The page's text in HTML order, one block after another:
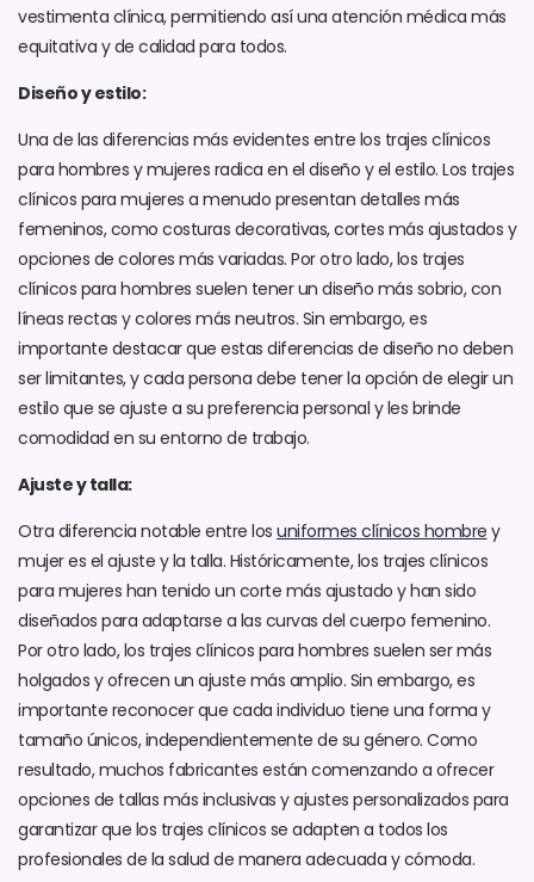
vestimenta clínica, permitiendo así una atención médica más
equitativa y de calidad para todos.
Diseño y estilo:
Una de las diferencias más evidentes entre los trajes clínicos
para hombres y mujeres radica en el diseño y el estilo. Los trajes
clínicos para mujeres a menudo presentan detalles más
femeninos, como costuras decorativas, cortes más ajustados y
opciones de colores más variadas. Por otro lado, los trajes
clínicos para hombres suelen tener un diseño más sobrio, con
líneas rectas y colores más neutros. Sin embargo, es
importante destacar que estas diferencias de diseño no deben
ser limitantes, y cada persona debe tener la opción de elegir un
estilo que se ajuste a su preferencia personal y les brinde
comodidad en su entorno de trabajo.
Ajuste y talla:
Otra diferencia notable entre los uniformes clínicos hombre y
mujer es el ajuste y la talla. Históricamente, los trajes clínicos
para mujeres han tenido un corte más ajustado y han sido
diseñados para adaptarse a las curvas del cuerpo femenino.
Por otro lado, los trajes clínicos para hombres suelen ser más
holgados y ofrecen un ajuste más amplio. Sin embargo, es
importante reconocer que cada individuo tiene una forma y
tamaño únicos, independientemente de su género. Como
resultado, muchos fabricantes están comenzando a ofrecer
opciones de tallas más inclusivas y ajustes personalizados para
garantizar que los trajes clínicos se adapten a todos los
profesionales de la salud de manera adecuada y cómoda.